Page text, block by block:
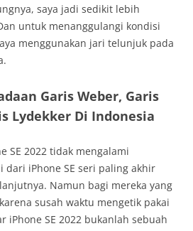
saya jadi sedikit lebih
untuk menanggulangi kondisi
menggunakan jari telunjuk pada
Garis Weber, Garis
Lydekker Di Indonesia
SE 2022 tidak mengalami
dari iPhone SE seri paling akhir
Namun bagi mereka yang
susah waktu mengetik pakai
iPhone SE 2022 bukanlah sebuah